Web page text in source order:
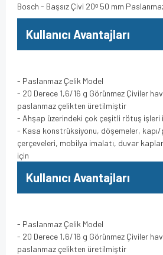
Bosch - Başsız Çivi 20ᵒ 50 mm
Kullanıcı Avantajları
- Paslanmaz Çelik Model
- 20 Derece 1,6/16 g Görünmez Çiviler
paslanmaz çelikten üretilmiştir
- Ahşap üzerindeki çok çeşitli rötuş işleri
- Kasa konstrüksiyonu, döşemeler,
çerçeveleri, mobilya imalatı, duvar
için
Kullanıcı Avantajları
- Paslanmaz Çelik Model
- 20 Derece 1,6/16 g Görünmez Çiviler
paslanmaz çelikten üretilmiştir